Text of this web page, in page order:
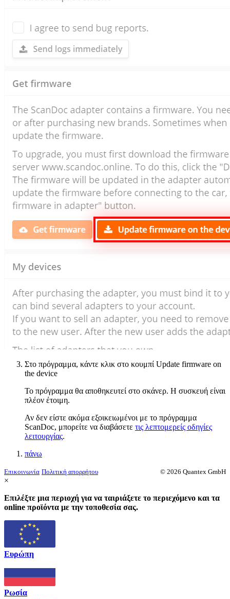
Στο πρόγραμμα, κάντε κλικ στο κουμπί Update firmware on
the device
Το πρόγραμμα θα αποθηκευτεί στο σκάνερ. Η συσκευή είναι
πλέον έτοιμη.
Αν δεν είστε ακόμα εξοικειωμένοι με το πρόγραμμα
ScanDoc, μπορείτε να διαβάσετε τις λεπτομερείς οδηγίες
λειτουργίας.
πάνω
Επικοινωνία Πολιτική απορρήτου © 2026 Quantex GmbH
×
Επιλέξτε μια περιοχή για να ταιριάξετε το περιεχόμενο και τα
online προϊόντα με την τοποθεσία σας.
Ευρώπη
Ρωσία